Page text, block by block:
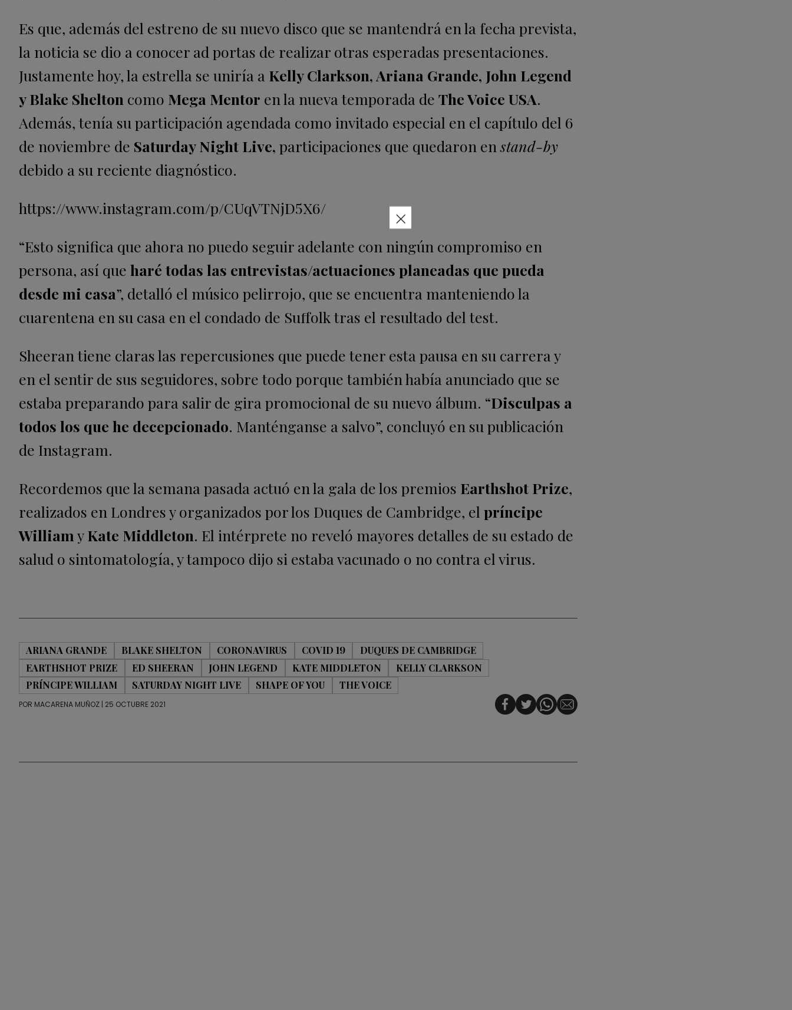
Es que, además del estreno de su nuevo disco que se mantendrá en la fecha prevista,
la noticia se dio a conocer ad portas de realizar otras esperadas presentaciones.
Justamente hoy, la estrella se uniría a Kelly Clarkson, Ariana Grande, John Legend
y Blake Shelton como Mega Mentor en la nueva temporada de The Voice USA.
Además, tenía su participación agendada como invitado especial en el capítulo del 6
de noviembre de Saturday Night Live, participaciones que quedaron enstand-by
debido a su reciente diagnóstico.
https://www.instagram.com/p/CUqVTNjD5X6/
“Esto significa que ahora no puedo seguir adelante con ningún compromiso en
persona, así que haré todas las entrevistas/actuaciones planeadas que pueda
desde mi casa”, detalló el músico pelirrojo, que se encuentra manteniendo la
cuarentena en su casa en el condado de Suffolk tras el resultado del test.
Sheeran tiene claras las repercusiones que puede tener esta pausa en su carrera y
en el sentir de sus seguidores, sobre todo porque también había anunciado que se
estaba preparando para salir de gira promocional de su nuevo álbum. “Disculpas a
todos los que he decepcionado. Manténganse a salvo”, concluyó en su publicación
de Instagram.
Recordemos que la semana pasada actuó en la gala de los premios Earthshot Prize,
realizados en Londres y organizados por los Duques de Cambridge, el príncipe
William yKate Middleton. El intérprete no reveló mayores detalles de su estado de
salud o sintomatología, y tampoco dijo si estaba vacunado o no contra el virus.
ARIANA GRANDE BLAKE SHELTON CORONAVIRUS COVID 19
DUQUES DE CAMBRIDGE
EARTHSHOT PRIZE
ED SHEERAN JOHN LEGEND KATE MIDDLETON
KELLY CLARKSON
PRÍNCIPE WILLIAM
SATURDAY NIGHT LIVE SHAPE OF YOU THE VOICE
POR MACARENA MUÑOZ | 25 OCTUBRE 2021
×